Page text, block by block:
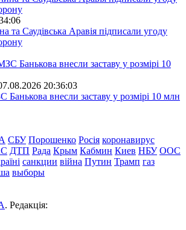
та Саудівська Аравія підписали угоду
20:36:03
Банькова внесли заставу у розмірі 10 млн
СБУ Порошенко Росія коронавирус
ДТП Рада Крым Кабмин Киев НБУ ООС
санкции війна Путин Трамп газ
выборы
. Редакція: